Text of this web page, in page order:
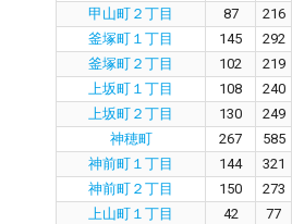
甲山町２丁目
87 216
釜塚町１丁目
145 292
釜塚町２丁目
102 219
上坂町１丁目
108 240
上坂町２丁目
130 249
神穂町
267 585
神前町１丁目
144 321
神前町２丁目
150 273
上山町１丁目
42 77